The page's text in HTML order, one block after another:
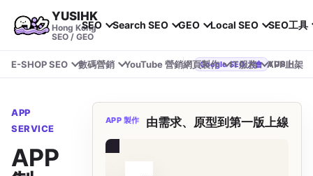
YUSIHK
Hong Kong
SEO / GEO
SEO Search SEO GEO Local SEO SEO工具
E-SHOP SEO 數碼營銷 YouTube 營銷網頁製作 IT服務 APP上架
Google SEO 大會 YUSIHK 近期參加 Google Search Central Live
APP
SERVICE
APP
APP 製作 由需求、原型到第一版上線